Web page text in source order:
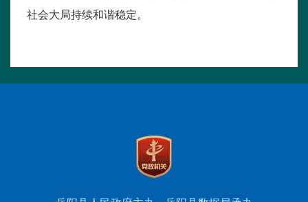
社会大局持续和谐稳定。